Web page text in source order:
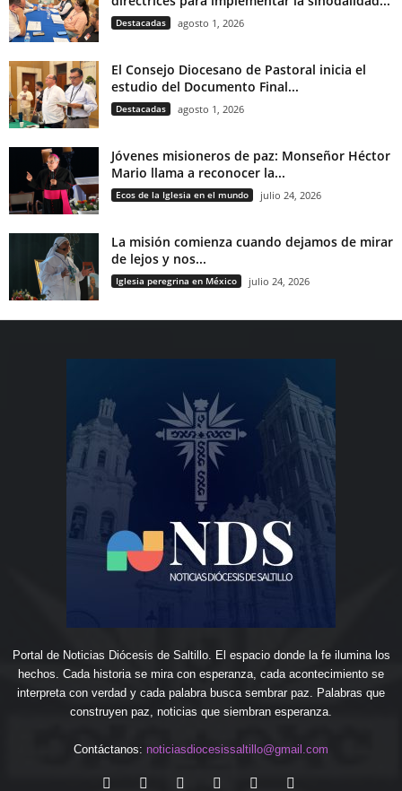
Destacadas agosto 1, 2026
El Consejo Diocesano de Pastoral inicia el
estudio del Documento Final...
Destacadas agosto 1, 2026
Jóvenes misioneros de paz: Monseñor Héctor
Mario llama a reconocer la...
Ecos de la Iglesia en el mundo julio 24, 2026
La misión comienza cuando dejamos de mirar
de lejos y nos...
Iglesia peregrina en México julio 24, 2026
Portal de Noticias Diócesis de Saltillo. El espacio donde la fe ilumina los
hechos. Cada historia se mira con esperanza, cada acontecimiento se
interpreta con verdad y cada palabra busca sembrar paz. Palabras que
construyen paz, noticias que siembran esperanza.
Contáctanos: noticiasdiocesissaltillo@gmail.com